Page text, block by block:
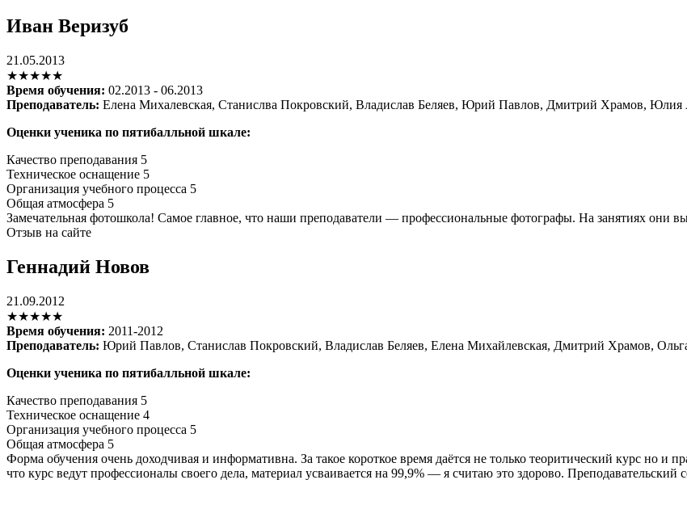
Иван Веризуб
21.05.2013
★★★★★
Время обучения: 02.2013 - 06.2013
Преподаватель: Елена Михалевская, Станислва Покровский, Владислав Беляев, Юрий Павлов, Дмитрий Храмов,
Оценки ученика по пятибалльной шкале:
Качество преподавания 5
Техническое оснащение 5
Организация учебного процесса 5
Общая атмосфера 5
Замечательная фотошкола! Самое главное, что наши преподаватели — профессиональные фотографы. На занятиях они
Отзыв на сайте
Геннадий Новов
21.09.2012
★★★★★
Время обучения: 2011-2012
Преподаватель: Юрий Павлов, Станислав Покровский, Владислав Беляев, Елена Михайлевская, Дмитрий Храмов,
Оценки ученика по пятибалльной шкале:
Качество преподавания 5
Техническое оснащение 4
Организация учебного процесса 5
Общая атмосфера 5
Форма обучения очень доходчивая и информативна. За такое короткое время даётся не только теоритический курс но и
что курс ведут профессионалы своего дела, материал усваивается на 99,9% — я считаю это здорово.